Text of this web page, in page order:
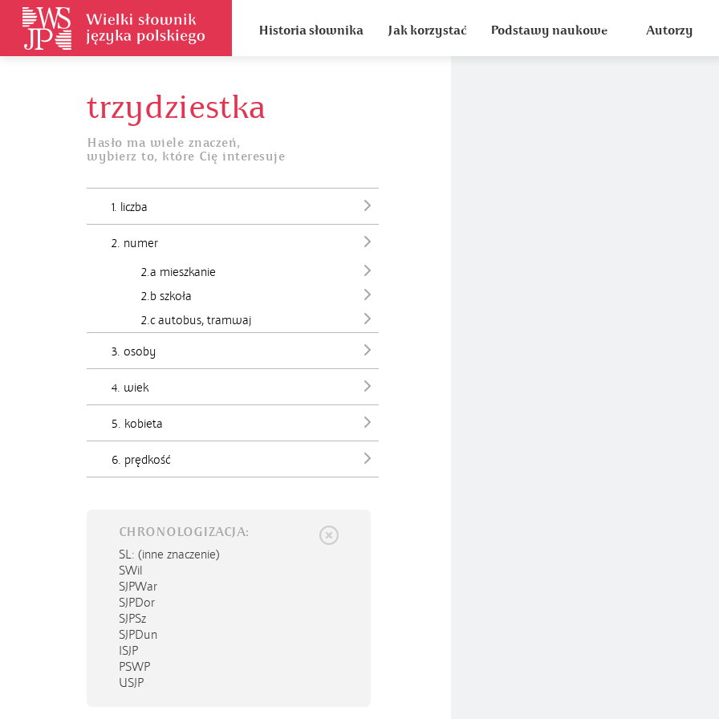
Historia słownika Jak korzystać Podstawy naukowe Autorzy
trzydziestka
Hasło ma wiele znaczeń,
wybierz to, które Cię interesuje
1. liczba
2. numer
2.a mieszkanie
2.b szkoła
2.c autobus, tramwaj
3. osoby
4. wiek
5. kobieta
6. prędkość
CHRONOLOGIZACJA:
SL: (inne znaczenie)
SWil
SJPWar
SJPDor
SJPSz
SJPDun
ISJP
PSWP
USJP